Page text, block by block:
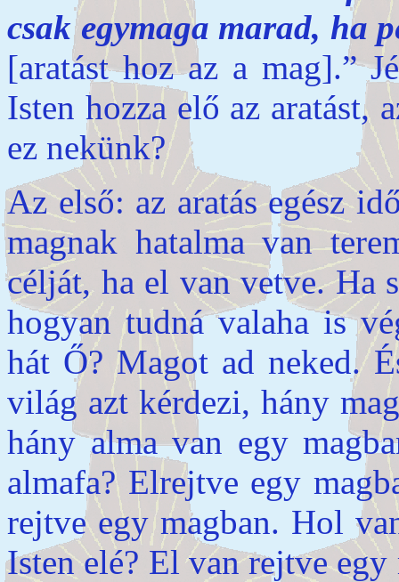
csak egymaga marad, ha
[aratást hoz az a mag].”
Isten hozza elő az aratást,
ez nekünk?
Az első: az aratás egész
magnak hatalma van
célját, ha el van vetve. Ha
hogyan tudná valaha is
hát Ő? Magot ad neked.
világ azt kérdezi, hány
hány alma van egy
almafa? Elrejtve egy
rejtve egy magban. Hol
Isten elé? El van rejtve